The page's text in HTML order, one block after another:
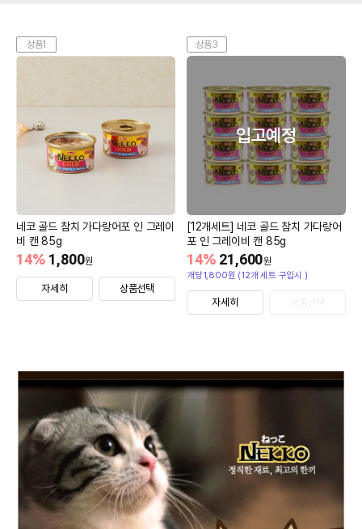
상품1
네코 골드 참치 가다랑어포 인 그레이
비 캔 85g
1,800원
14%
자세히 상품선택
상품3
입고예정
[12개세트] 네코 골드 참치 가다랑어
포 인 그레이비 캔 85g
21,600원
14%
개당1,800원 (12개 세트 구입시 )
자세히